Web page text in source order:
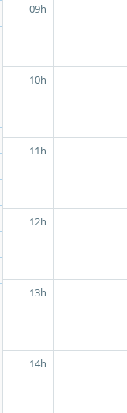
09h
10h
11h
12h
13h
14h